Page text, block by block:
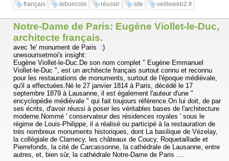
français leboncoin réussir site veilleweb2.fr
Notre-Dame de Paris: Eugène Viollet-le-Duc,
architecte français.
avec 'le' monument de Paris :)
unesourisetmoi's insight:
Eugène Viollet-le-Duc.De son nom complet " Eugène Emmanuel
Viollet-le-Duc ", est un architecte français surtout connu et reconnu
pour les restaurations de monuments, surtout de l'époque médiévale,
qu'il a effectuées.Né le 27 janvier 1814 à Paris, décédé le 17
septembre 1879 à Lausanne, il est également l'auteur d'une "
encyclopédie médiévale " qui fait toujours référence.On lui doit, de par
ses écrits, d'avoir réussi à poser les véritables bases de l'architecture
moderne.Nommé ' conservateur des résidences royales ' sous le
régime de Louis-Philippe, il a réalisé ou participé à la restauration de
très nombreux monuments historiques, dont La basilique de Vézelay,
la collégiale de Clamecy, les châteaux de Coucy, Roquetaillade et
Pierrefonds, la cité de Carcassonne, la cathédrale de Lausanne, entre
autres, et, bien sûr, la cathédrale Notre-Dame de Paris ....